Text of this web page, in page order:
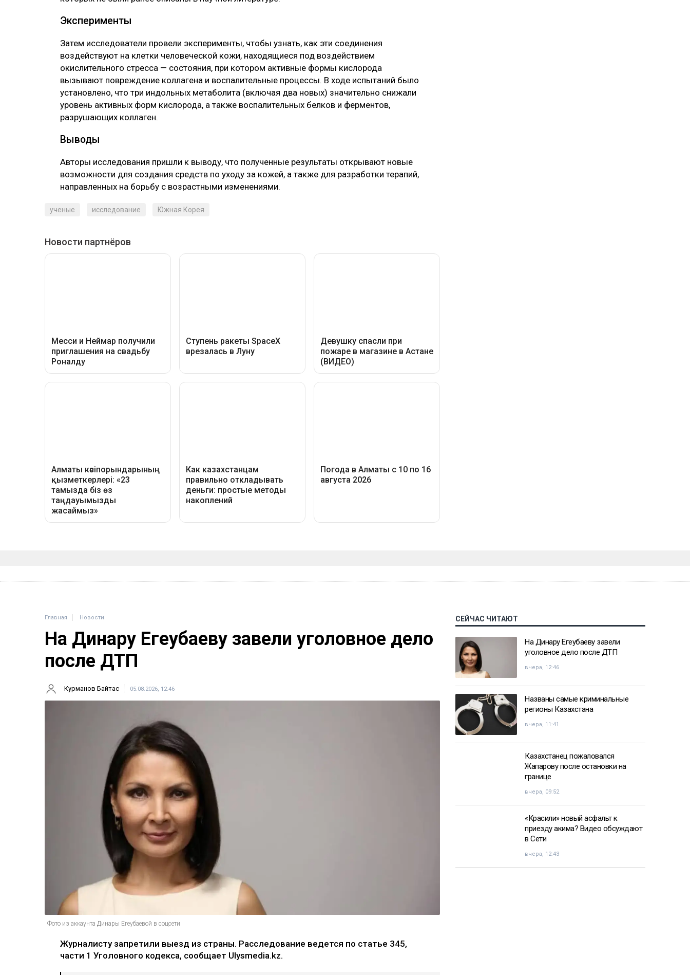
Эксперименты
Затем исследователи провели эксперименты, чтобы узнать, как эти соединения
воздействуют на клетки человеческой кожи, находящиеся под воздействием
окислительного стресса — состояния, при котором активные формы кислорода
вызывают повреждение коллагена и воспалительные процессы. В ходе испытаний было
установлено, что три индольных метаболита (включая два новых) значительно снижали
уровень активных форм кислорода, а также воспалительных белков и ферментов,
разрушающих коллаген.
Выводы
Авторы исследования пришли к выводу, что полученные результаты открывают новые
возможности для создания средств по уходу за кожей, а также для разработки терапий,
направленных на борьбу с возрастными изменениями.
ученые исследование Южная Корея
Главная Новости
На Динару Егеубаеву завели уголовное дело
после ДТП
Курманов Байтас 05.08.2026, 12:46
Фото из аккаунта Динары Егеубаевой в соцсети
Журналисту запретили выезд из страны. Расследование ведется по статье 345,
части 1 Уголовного кодекса, сообщает Ulysmedia.kz.
СЕЙЧАС ЧИТАЮТ
На Динару Егеубаеву завели
уголовное дело после ДТП
вчера, 12:46
Названы самые криминальные
регионы Казахстана
вчера, 11:41
Казахстанец пожаловался
Жапарову после остановки на
границе
вчера, 09:52
«Красили» новый асфальт к
приезду акима? Видео обсуждают
в Сети
вчера, 12:43